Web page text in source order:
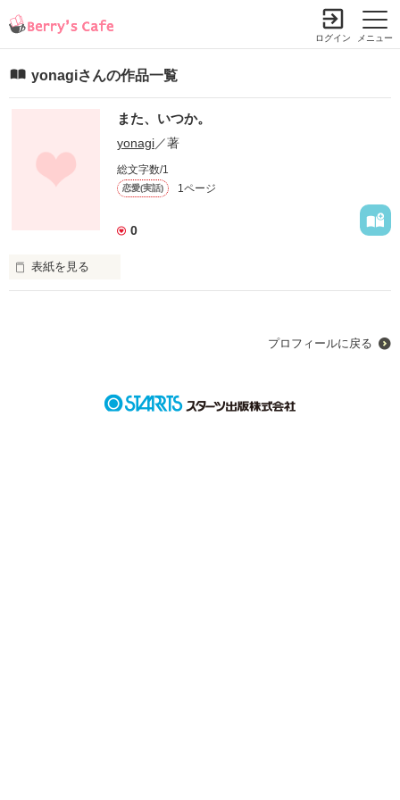
メニュー
ログイン
yonagiさんの作品一覧
また、いつか。
yonagi／著
総文字数/1
恋愛(実話) 1ページ
0
表紙を見る
作品を読む
プロフィールに戻る